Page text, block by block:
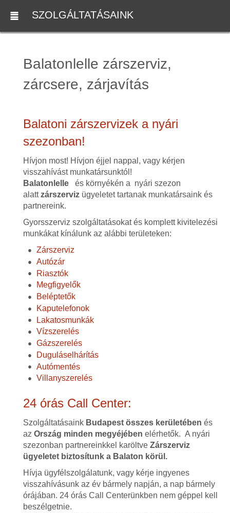
SZOLGÁLTATÁSAINK
Balatonlelle zárszerviz,
zárcsere, zárjavítás
Balatoni zárszervizek a nyári
szezonban!
Hívjon most! Hívjon éjjel nappal, vagy kérjen
visszahívást munkatársunktól!
Balatonlelle és környékén a nyári szezon
alattzárszervizügyeletet tartanak munkatársaink és
partnereink.
Gyorsszerviz szolgáltatásokat és komplett kivitelezési
munkákat kínálunk az alábbi területeken:
Zárszerviz
Autózár
Riasztók
Megfigyelők
Beléptetők
Kaputelefonok
Lakatosmunkák
Vízszerelés
Gázszerelés
Duguláselhárítás
Autómentés
Villanyszerelés
24 órás Call Center:
Szolgáltatásaink Budapest összes kerületében és
az Ország minden megyéjében elérhetők. A nyári
szezonban partnereinkkel karöltve Zárszerviz
ügyeletet biztosítunk a Balaton körül.
Hívja ügyfélszolgálatunk, vagy kérje ingyenes
visszahívásunk az év bármely napján, a nap bármely
órájában. 24 órás Call Centerünkben nem géppel kell
beszélgetnie.